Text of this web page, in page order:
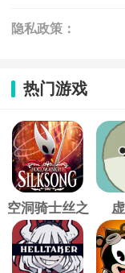
隐私政策：
热门游戏
空洞骑士丝之
歌